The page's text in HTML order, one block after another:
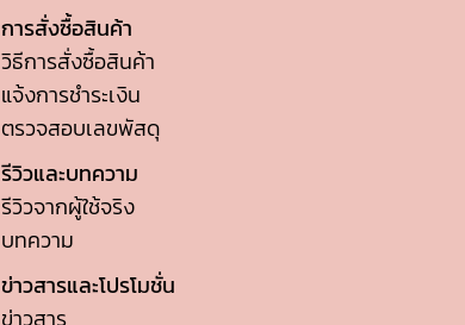
การสั่งซื้อสินค้า
วิธีการสั่งซื้อสินค้า
แจ้งการชำระเงิน
ตรวจสอบเลขพัสดุ
รีวิวและบทความ
รีวิวจากผู้ใช้จริง
บทความ
ข่าวสารและโปรโมชั่น
ข่าวสาร